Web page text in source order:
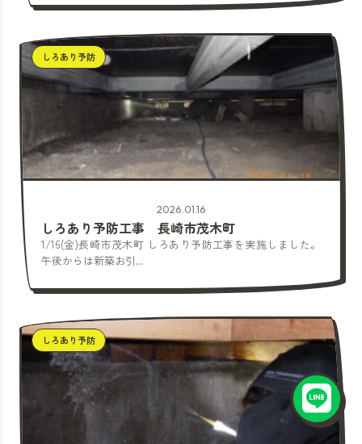
しろあり予防
2026.01.16
しろあり予防工事 長崎市茂木町
1/16(金)長崎市茂木町 しろあり予防工事を実施しました。
午後からは新築お引...
しろあり予防